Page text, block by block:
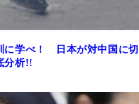
に学べ！ 日本が対中国に切
分析!!